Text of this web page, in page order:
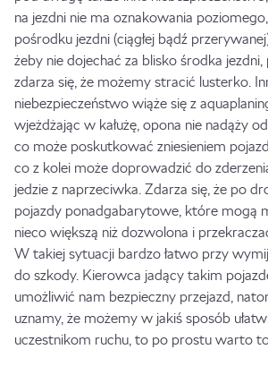
na jezdni nie ma oznakowania poziomego,
pośrodku jezdni (ciągłej bądź
żeby nie dojechać za blisko środka
zdarza się, że możemy stracić lusterko.
niebezpieczeństwo wiąże się z
wjeżdżając w kałużę, opona nie nadąży
co może poskutkować zniesieniem
co z kolei może doprowadzić do
jedzie z naprzeciwka. Zdarza się, że po
pojazdy ponadgabarytowe, które mogą
nieco większą niż dozwolona i
W takiej sytuacji bardzo łatwo przy
do szkody. Kierowca jadący takim
umożliwić nam bezpieczny przejazd,
uznamy, że możemy w jakiś sposób
uczestnikom ruchu, to po prostu warto